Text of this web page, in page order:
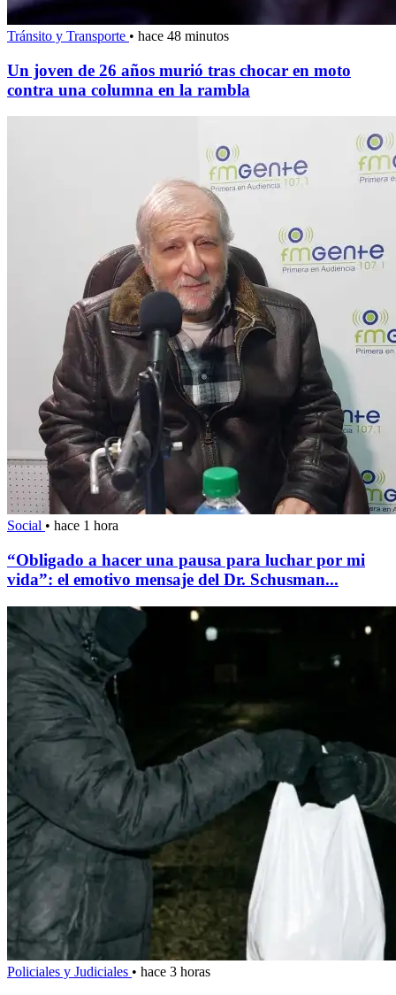
Tránsito y Transporte • hace 48 minutos
Un joven de 26 años murió tras chocar en moto
contra una columna en la rambla
Social • hace 1 hora
“Obligado a hacer una pausa para luchar por mi
vida”: el emotivo mensaje del Dr. Schusman...
Policiales y Judiciales • hace 3 horas